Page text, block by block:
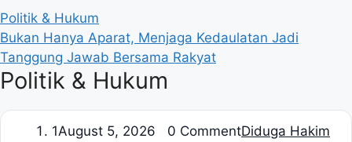
Politik & Hukum
Bukan Hanya Aparat, Menjaga Kedaulatan Jadi
Tanggung Jawab Bersama Rakyat
Politik & Hukum
1August 5, 2026 0 CommentDiduga Hakim